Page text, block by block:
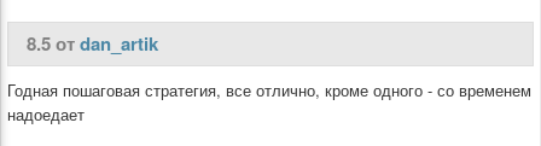
8.5 отdan_artik
Годная пошаговая стратегия, все отлично, кроме одного - со временем
надоедает